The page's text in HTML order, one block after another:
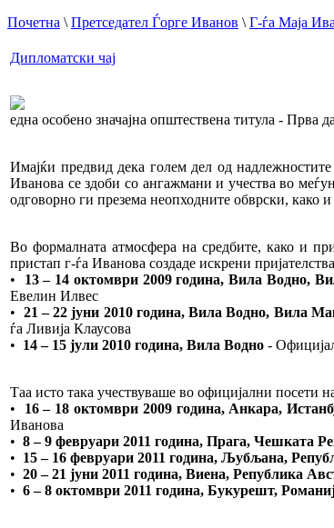
Почетна \ Претседател Ѓорге Иванов \ Г-ѓа Маја
Дипломатски чај
една особено значајна општествена титула -
Имајќи предвид дека голем дел од
Иванова се здоби со ангажмани и учества во
одговорно ги презема неопходните обврски, како
Во формалната атмосфера на средбите, како и
пристап г-ѓа Иванова создаде искрени
• 13 – 14 октомври 2009 година, Вила Водно,
Евелин Илвес
• 21 – 22 јуни 2010 година, Вила Водно, Вила
ѓа Ливија Клаусова
• 14 – 15 јули 2010 година, Вила Водно -
Таа исто така учествуваше во официјални посети
• 16 – 18 октомври 2009 година, Анкара,
Иванова
• 8 – 9 февруари 2011 година, Прага, Чешката
• 15 – 16 февруари 2011 година, Љубљана,
• 20 – 21 јуни 2011 година, Виена, Република
• 6 – 8 октомври 2011 година, Букурешт,